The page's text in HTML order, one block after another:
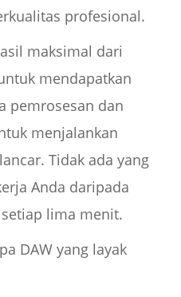
profesional.
maksimal dari
mendapatkan
pemrosesan dan
menjalankan
Tidak ada yang
Anda daripada
lima menit.
DAW yang layak